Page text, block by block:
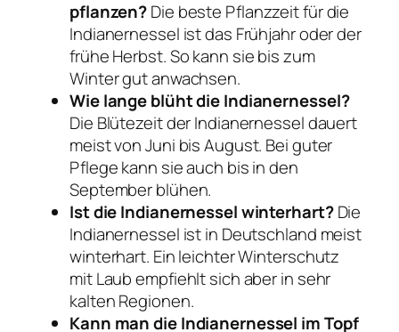
pflanzen?Die beste Pflanzzeit für die
Indianernessel ist das Frühjahr oder der
frühe Herbst. So kann sie bis zum
Winter gut anwachsen.
Wie lange blüht die Indianernessel?
Die Blütezeit der Indianernessel dauert
meist von Juni bis August. Bei guter
Pflege kann sie auch bis in den
September blühen.
Ist die Indianernessel winterhart?Die
Indianernessel ist in Deutschland meist
winterhart. Ein leichter Winterschutz
mit Laub empfiehlt sich aber in sehr
kalten Regionen.
Kann man die Indianernessel im Topf